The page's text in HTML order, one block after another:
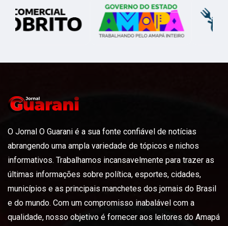
O Jornal O Guarani é a sua fonte confiável de notícias
abrangendo uma ampla variedade de tópicos e nichos
informativos. Trabalhamos incansavelmente para trazer as
últimas informações sobre política, esportes, cidades,
municípios e as principais manchetes dos jornais do Brasil
e do mundo. Com um compromisso inabalável com a
qualidade, nosso objetivo é fornecer aos leitores do Amapá